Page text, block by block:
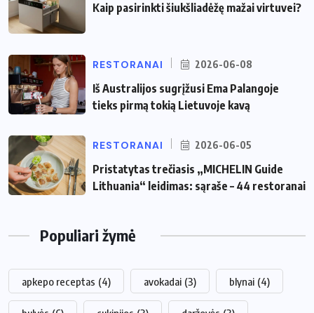
Kaip pasirinkti šiukšliadėžę mažai virtuvei?
RESTORANAI 2026-06-08
Iš Australijos sugrįžusi Ema Palangoje
tieks pirmą tokią Lietuvoje kavą
RESTORANAI 2026-06-05
Pristatytas trečiasis „MICHELIN Guide
Lithuania“ leidimas: sąraše – 44 restoranai
Populiari žymė
apkepo receptas (4) avokadai (3) blynai (4)